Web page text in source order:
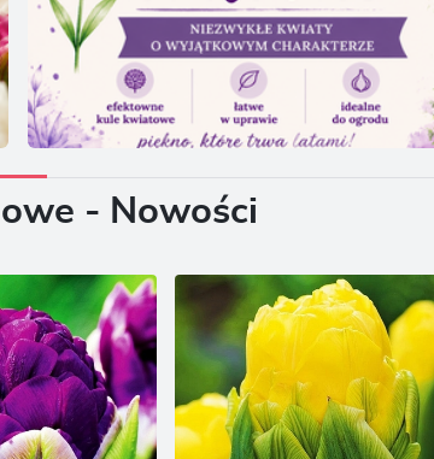
- Nowości